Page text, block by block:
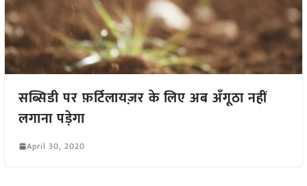
सब्सिडी पर फ़र्टिलायज़र के लिए अब अँगूठा नहीं
लगाना पड़ेगा
April 30, 2020